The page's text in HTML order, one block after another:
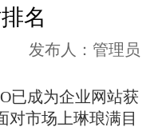
名
发布人：管理员
已成为企业网站获
对市场上琳琅满目